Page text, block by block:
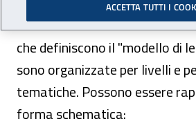
cadenza semestrale sono
che definiscono il "modello di
sono organizzate per livelli e
tematiche. Possono essere
forma schematica:
ACCETTA TUTTI I